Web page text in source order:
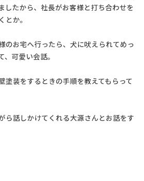
したから、社長がお客様と打ち合わせを
とか。
のお宅へ行ったら、犬に吠えられてめっ
可愛い会話。
塗装をするときの手順を教えてもらって
ら話しかけてくれる大源さんとお話をす